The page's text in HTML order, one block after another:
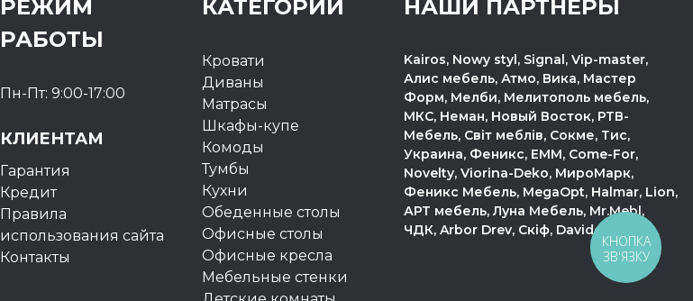
РЕЖИМ
РАБОТЫ
Пн-Пт: 9:00-17:00
КЛИЕНТАМ
Гарантия
Кредит
Правила
использования сайта
Контакты
КАТЕГОРИИ
Кровати
Диваны
Матрасы
Шкафы-купе
Комоды
Тумбы
Кухни
Обеденные столы
Офисные столы
Офисные кресла
Мебельные стенки
НАШИ ПАРТНЕРЫ
Kairos, Nowy styl, Signal, Vip-master,
Алис мебель, Атмо, Вика, Мастер
Форм, Мелби, Мелитополь мебель,
МКС, Неман, Новый Восток, РТВ-
Мебель, Світ меблів, Сокме, Тис,
Украина, Феникс, ЕММ, Come-For,
Novelty, Viorina-Deko, МироМарк,
Феникс Мебель, MegaOpt, Halmar, Lion,
АРТ мебель, Луна Мебель, Mr.Mebl,
ЧДК, Arbor Drev, Скіф, Davidos.
КНОПКА
ЗВ'ЯЗКУ